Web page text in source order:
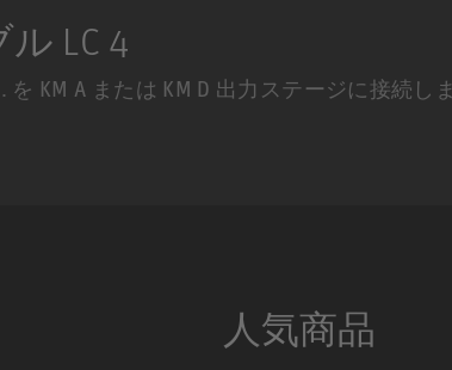
LC 4
KM A または KM D 出力ステージに接続しま
人気商品